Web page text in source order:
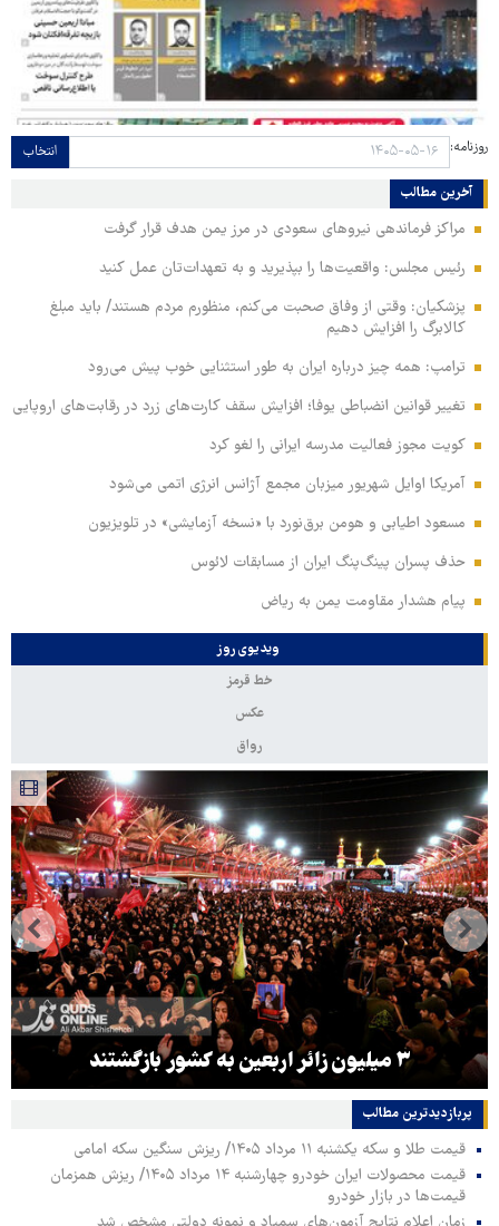
روزنامه: انتخاب
آخرین مطالب
مراکز فرماندهی نیروهای سعودی در مرز یمن هدف قرار گرفت
رئیس مجلس: واقعیت‌ها را بپذیرید و به تعهدات‌تان عمل کنید
پزشکیان: وقتی از وفاق صحبت می‌کنم، منظورم مردم هستند/ باید مبلغ
کالابرگ را افزایش دهیم
ترامپ: همه چیز درباره ایران به طور استثنایی خوب پیش می‌رود
تغییر قوانین انضباطی یوفا؛ افزایش سقف کارت‌های زرد در رقابت‌های اروپایی
کویت مجوز فعالیت مدرسه ایرانی را لغو کرد
آمریکا اوایل شهریور میزبان مجمع آژانس انرژی اتمی می‌شود
مسعود اطیابی و هومن برق‌نورد با «نسخه آزمایشی» در تلویزیون
حذف پسران پینگ‌پنگ ایران از مسابقات لائوس
پیام هشدار مقاومت یمن به ریاض
ویدیوی روز
خط قرمز
عکس
رواق
۳ میلیون زائر اربعین به کشور بازگشتند
پربازدیدترین‌ مطالب
قیمت طلا و سکه یکشنبه ۱۱ مرداد ۱۴۰۵/ ریزش سنگین سکه امامی
قیمت محصولات ایران خودرو چهارشنبه ۱۴ مرداد ۱۴۰۵/ ریزش همزمان
قیمت‌ها در بازار خودرو